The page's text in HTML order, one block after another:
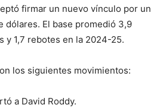
firmar un nuevo vínculo por un
dólares. El base promedió 3,9
y 1,7 rebotes en la 2024-25.
los siguientes movimientos:
a David Roddy.